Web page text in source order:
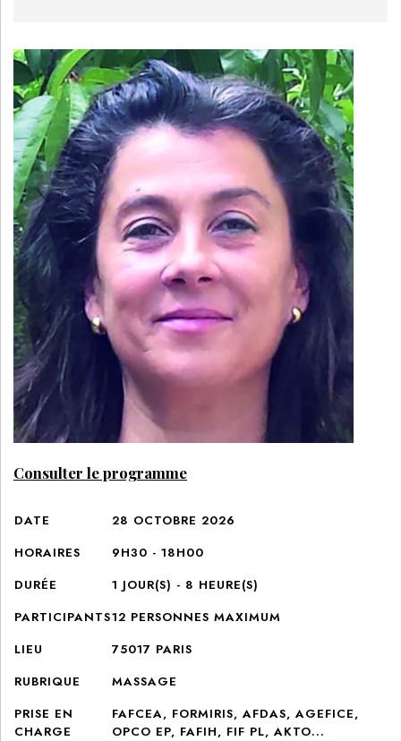
Consulter le programme
DATE
28 OCTOBRE 2026
HORAIRES
9H30 - 18H00
DURÉE
1 JOUR(S) - 8 HEURE(S)
PARTICIPANTS12 PERSONNES MAXIMUM
LIEU
75017 PARIS
RUBRIQUE
MASSAGE
PRISE EN
CHARGE
FAFCEA, FORMIRIS, AFDAS, AGEFICE,
OPCO EP, FAFIH, FIF PL, AKTO...